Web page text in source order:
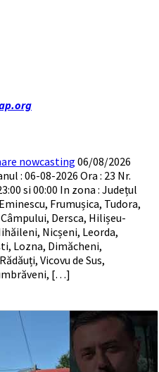
nowcasting 06/08/2026
: 06-08-2026 Ora : 23 Nr.
si 00:00 In zona : Județul
Frumușica, Tudora,
Dersca, Hilișeu-
Nicșeni, Leorda,
Lozna, Dimăcheni,
Vicovu de Sus,
[…]